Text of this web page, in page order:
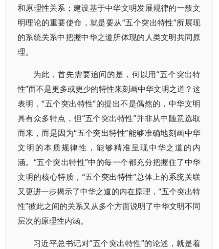
和原理性关系；建设基于中华文明发展规律的一般文
明理论的重要使命，就是要从“五个突出特性”所展现
的系统关系中把握中华之道所体现的人类文明共同原
理。
为此，首先需要追问的是，何以用“五个突出特
性”而不是更多或更少的特性来刻画中华文明之道？这
表明，“五个突出特性”的提出不是偶然的，中华文明
具有众多特点，但“五个突出特性”并非从中随意选取
而来，而是因为“五个突出特性”能够准确地刻画中华
文明的本质规律性，能够精准呈现中华之道的内
涵。“五个突出特性”中的每一个都充分把握住了中华
文明的核心特质，“五个突出特性”总体上的系统关联
又更进一步揭示了中华之道的内在原理，“五个突出特
性”彼此之间的关系又从多个方面说明了中华文明不同
层次的原理性内涵。
习近平总书记对“五个突出特性”的论述，就是着